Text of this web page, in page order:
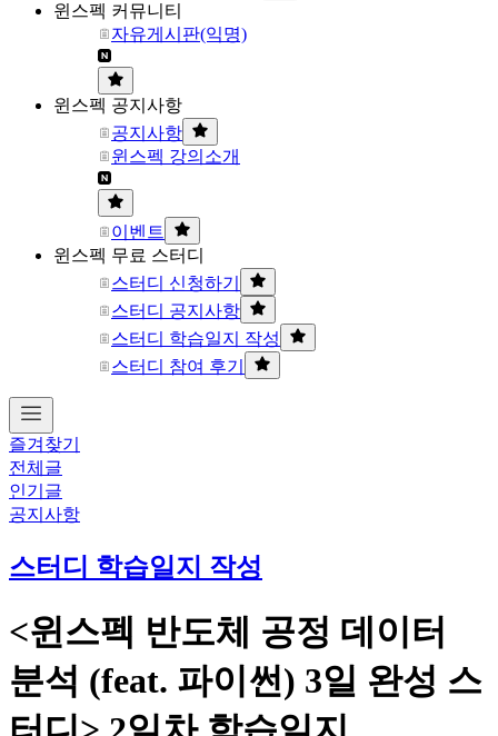
윈스펙 커뮤니티
자유게시판(익명)
윈스펙 공지사항
공지사항
윈스펙 강의소개
이벤트
윈스펙 무료 스터디
스터디 신청하기
스터디 공지사항
스터디 학습일지 작성
스터디 참여 후기
즐겨찾기
전체글
인기글
공지사항
스터디 학습일지 작성
<윈스펙 반도체 공정 데이터
분석 (feat. 파이썬) 3일 완성 스